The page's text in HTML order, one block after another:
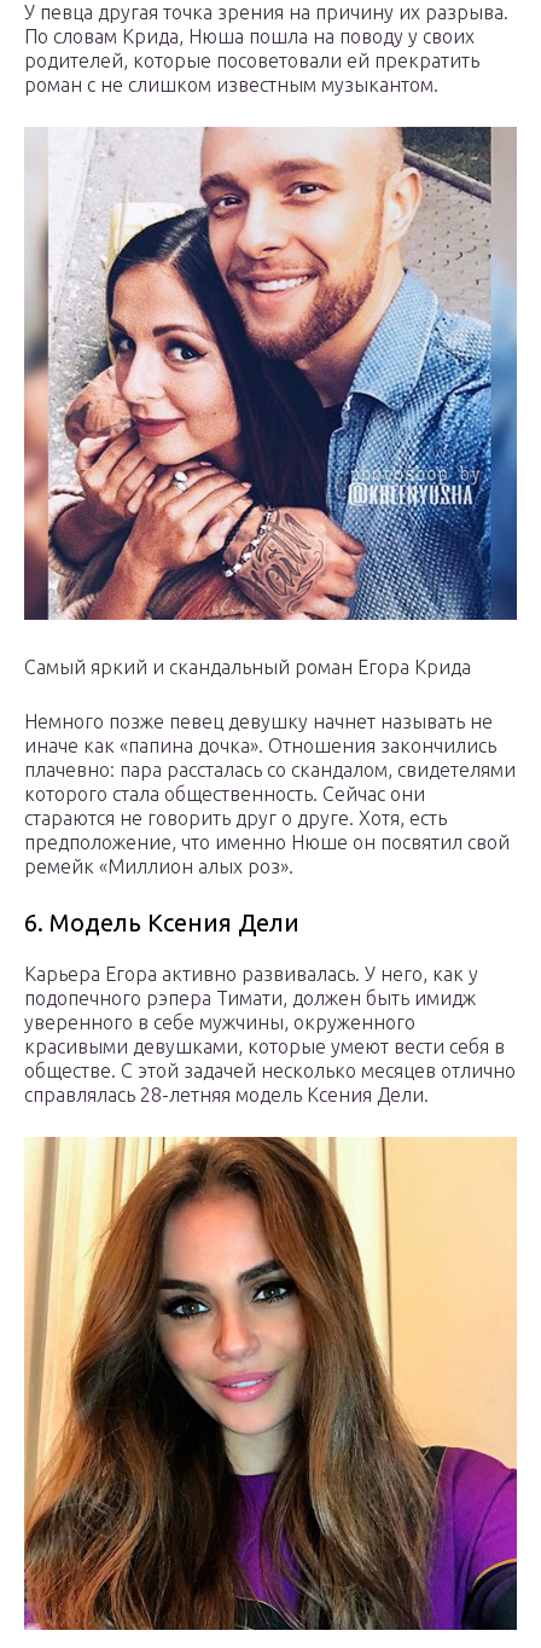
У певца другая точка зрения на причину их разрыва.
По словам Крида, Нюша пошла на поводу у своих
родителей, которые посоветовали ей прекратить
роман с не слишком известным музыкантом.
Самый яркий и скандальный роман Егора Крида
Немного позже певец девушку начнет называть не
иначе как «папина дочка». Отношения закончились
плачевно: пара рассталась со скандалом, свидетелями
которого стала общественность. Сейчас они
стараются не говорить друг о друге. Хотя, есть
предположение, что именно Нюше он посвятил свой
ремейк «Миллион алых роз».
6. Модель Ксения Дели
Карьера Егора активно развивалась. У него, как у
подопечного рэпера Тимати, должен быть имидж
уверенного в себе мужчины, окруженного
красивыми девушками, которые умеют вести себя в
обществе. С этой задачей несколько месяцев отлично
справлялась 28-летняя модель Ксения Дели.